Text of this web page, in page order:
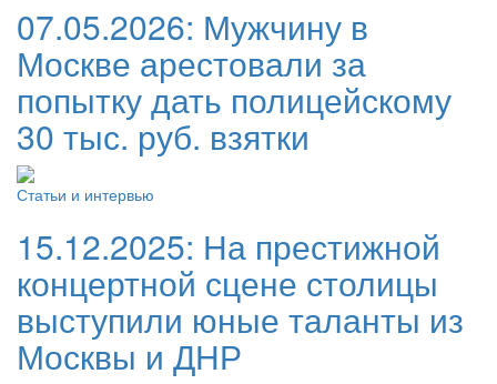
07.05.2026: Мужчину в
Москве арестовали за
попытку дать полицейскому
30 тыс. руб. взятки
Статьи и интервью
15.12.2025: На престижной
концертной сцене столицы
выступили юные таланты из
Москвы и ДНР